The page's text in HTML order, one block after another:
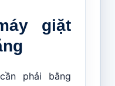
giặt
phải bằng